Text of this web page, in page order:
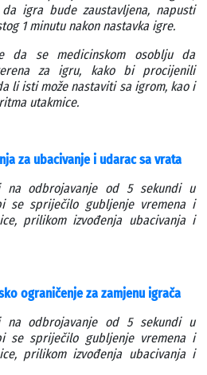
igra bude zaustavljena, napusti
1 minutu nakon nastavka igre.
da se medicinskom osoblju da
za igru, kako bi procijenili
li isti može nastaviti sa igrom, kao i
utakmice.
za ubacivanje i udarac sa vrata
na odbrojavanje od 5 sekundi u
se spriječilo gubljenje vremena i
prilikom izvođenja ubacivanja i
ograničenje za zamjenu igrača
na odbrojavanje od 5 sekundi u
se spriječilo gubljenje vremena i
prilikom izvođenja ubacivanja i